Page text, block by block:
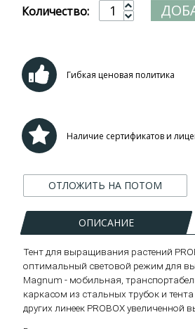
Количество:
Гибкая ценовая политика
Наличие сертификатов и
ОТЛОЖИТЬ НА ПОТОМ
ОПИСАНИЕ
Тент для выращивания растений
оптимальный световой режим для
Magnum - мобильная,
каркасом из стальных трубок и
других линеек PROBOX